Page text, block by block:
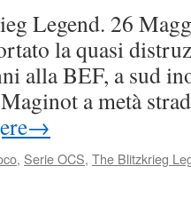
Legend. 26
la quasi
alla BEF, a sud
a metà
→
, Serie OCS, The Blitzkrieg